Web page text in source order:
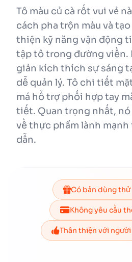
Tô màu củ cà rốt vui vẻ
cách pha trộn màu và
thiện kỹ năng vận động
tập tô trong đường viền.
giản kích thích sự sáng
dễ quản lý. Tô chi tiết
má hỗ trợ phối hợp tay
tiết. Quan trọng nhất, nó
về thực phẩm lành mạnh
dẫn.
Có bản dùng
Không yêu cầu
Thân thiện với